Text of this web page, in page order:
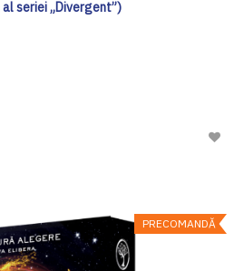
seriei „Divergent”)
PRECOMANDĂ